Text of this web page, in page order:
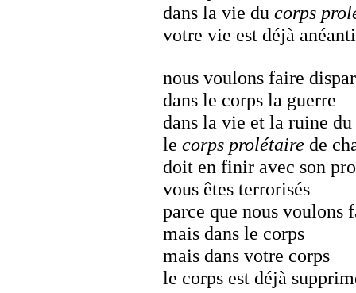
dans la vie du corps
votre vie est déjà
nous voulons faire
dans le corps la guerre
dans la vie et la ruine du
le corps prolétaire de
doit en finir avec son
vous êtes terrorisés
parce que nous voulons
mais dans le corps
mais dans votre corps
le corps est déjà